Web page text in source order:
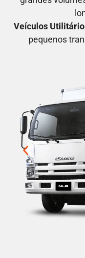
Veículos
pequenos